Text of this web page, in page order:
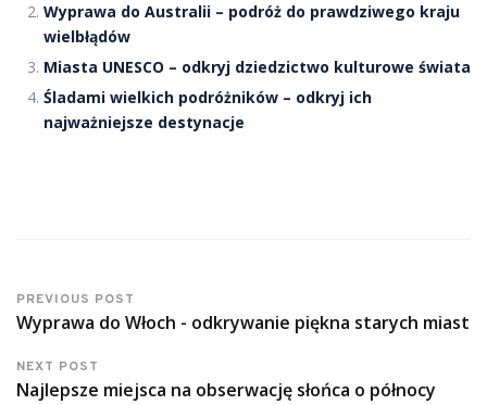
Wyprawa do Australii – podróż do prawdziwego kraju
wielbłądów
Miasta UNESCO – odkryj dziedzictwo kulturowe świata
Śladami wielkich podróżników – odkryj ich
najważniejsze destynacje
PREVIOUS POST
Wyprawa do Włoch - odkrywanie piękna starych miast
NEXT POST
Najlepsze miejsca na obserwację słońca o północy